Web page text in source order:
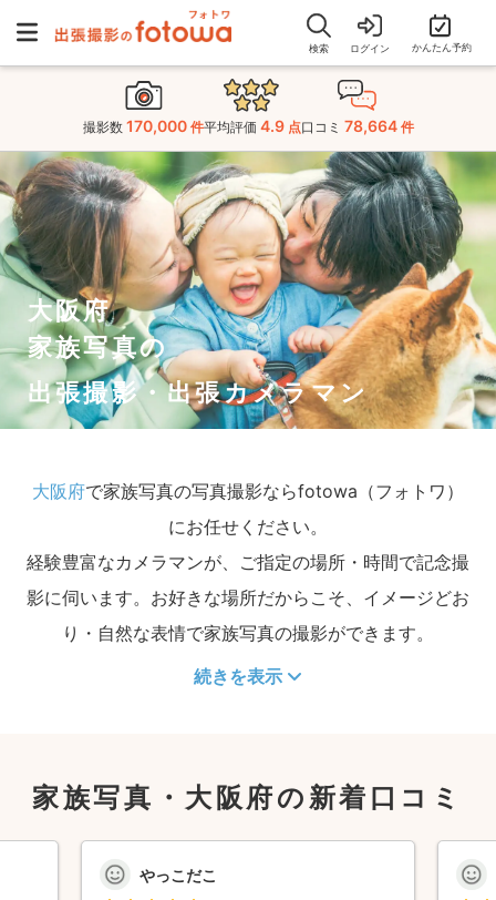
検索 ログイン かんたん予約
撮影数 170,000 件平均評価 4.9 点口コミ 78,664 件
大阪府
家族写真の
出張撮影・出張カメラマン
大阪府で家族写真の写真撮影ならfotowa（フォトワ）
にお任せください。
経験豊富なカメラマンが、ご指定の場所・時間で記念撮
影に伺います。お好きな場所だからこそ、イメージどお
り・自然な表情で家族写真の撮影ができます。
続きを表示
家族写真・大阪府の新着口コミ
やっこだこ